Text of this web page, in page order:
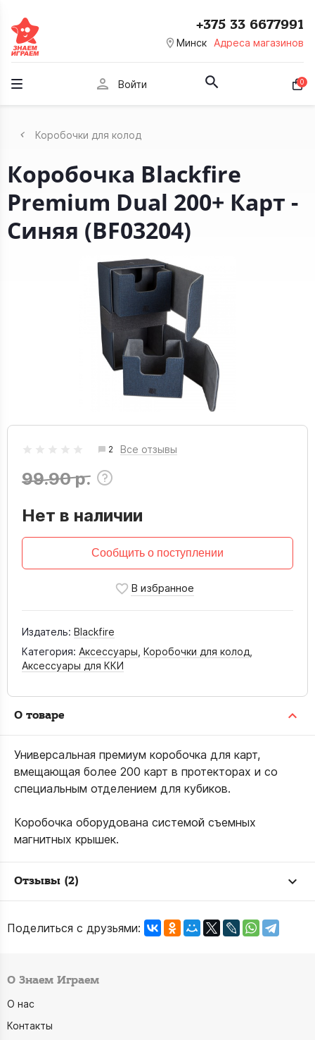
room Минск Адреса магазинов
+375 33 6677991
person Войти 0
Коробочки для колод
Коробочка Blackfire
Premium Dual 200+ Карт -
Синяя (BF03204)
2 Все отзывы
99.90 р.
Нет в наличии
Сообщить о поступлении
Издатель: Blaсkfire
Категория: Аксессуары Коробочки для колод
Аксессуары для ККИ
О товаре
Универсальная премиум коробочка для карт,
вмещающая более 200 карт в протекторах и со
специальным отделением для кубиков.
Коробочка оборудована системой съемных
магнитных крышек.
Отзывы (2)
Поделиться с друзьями:
О Знаем Играем
О нас
Контакты